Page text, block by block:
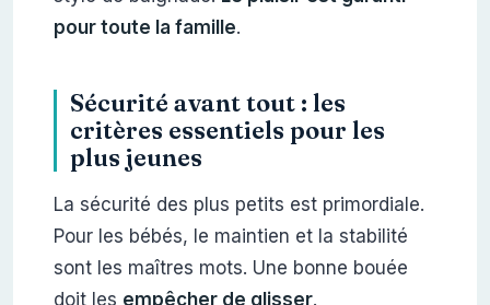
pour toute la famille.
Sécurité avant tout : les
critères essentiels pour les
plus jeunes
La sécurité des plus petits est primordiale.
Pour les bébés, le maintien et la stabilité
sont les maîtres mots. Une bonne bouée
doit les empêcher de glisser.